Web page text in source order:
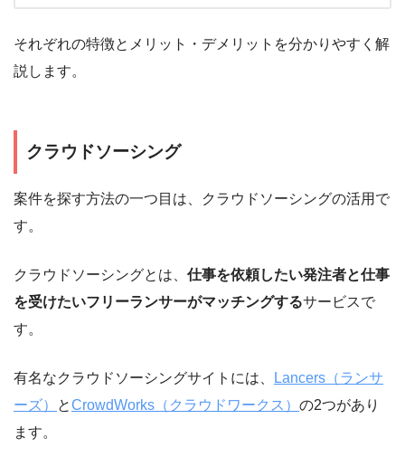
それぞれの特徴とメリット・デメリットを分かりやすく解
説します。
クラウドソーシング
案件を探す方法の一つ目は、クラウドソーシングの活用で
す。
クラウドソーシングとは、 仕事を依頼したい発注者と仕事
を受けたいフリーランサーがマッチングするサービスで
す。
有名なクラウドソーシングサイトには、
Lancers（ランサ
ーズ）
とCrowdWorks（クラウドワークス） の2つがあり
ます。